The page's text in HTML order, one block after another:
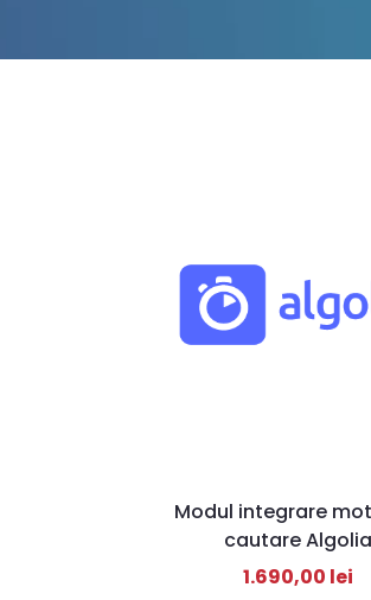
Modul integrare
cautare Algolia
1.690,00 lei